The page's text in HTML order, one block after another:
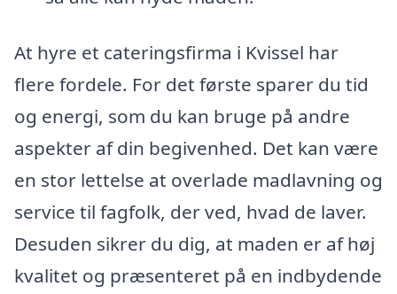
At hyre et cateringsfirma i Kvissel har
flere fordele. For det første sparer du tid
og energi, som du kan bruge på andre
aspekter af din begivenhed. Det kan være
en stor lettelse at overlade madlavning og
service til fagfolk, der ved, hvad de laver.
Desuden sikrer du dig, at maden er af høj
kvalitet og præsenteret på en indbydende